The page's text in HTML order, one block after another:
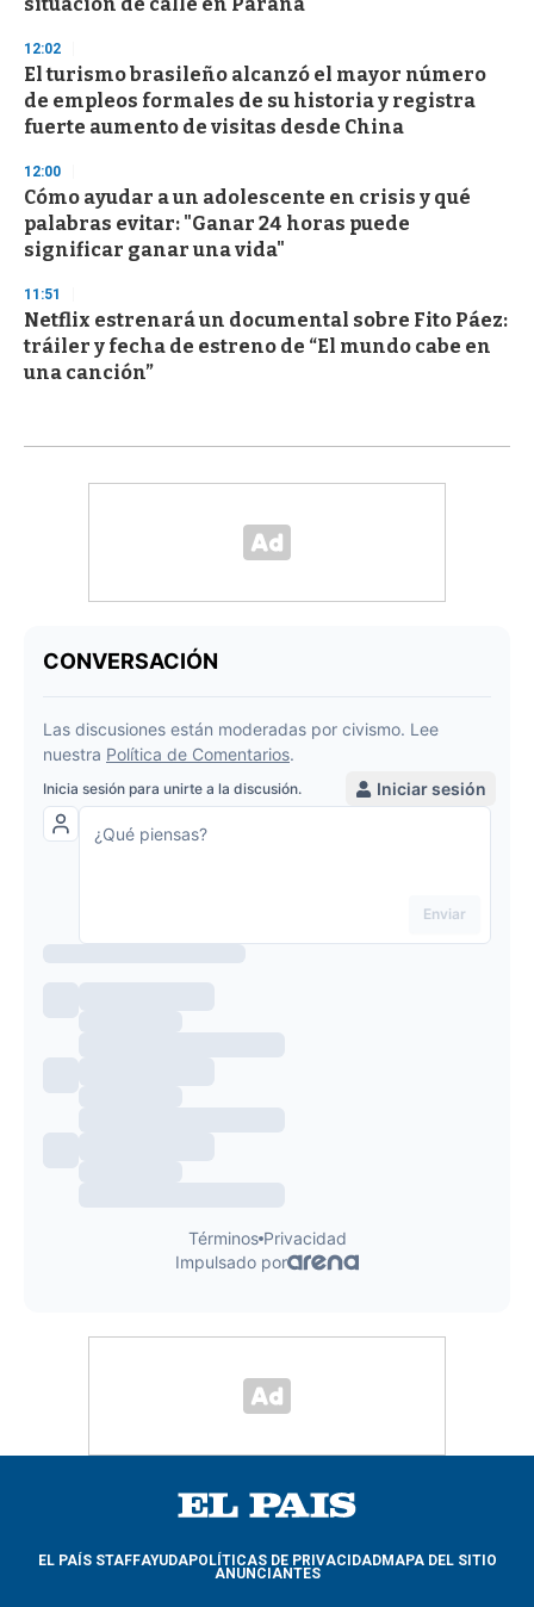
12:02
El turismo brasileño alcanzó el mayor número
de empleos formales de su historia y registra
fuerte aumento de visitas desde China
12:00
Cómo ayudar a un adolescente en crisis y qué
palabras evitar: "Ganar 24 horas puede
significar ganar una vida"
11:51
Netflix estrenará un documental sobre Fito Páez:
tráiler y fecha de estreno de “El mundo cabe en
una canción”
EL PAÍS STAFFAYUDAPOLÍTICAS DE PRIVACIDADMAPA DEL SITIO
ANUNCIANTES